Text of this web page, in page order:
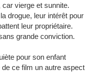
vierge et sunnite.
drogue, leur intérêt pour
leur propriétaire.
grande conviction.
pour son enfant
ce film un autre aspect